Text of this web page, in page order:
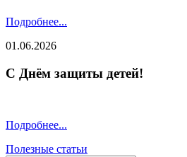
Подробнее...
01.06.2026
С Днём защиты детей!
Подробнее...
Полезные статьи